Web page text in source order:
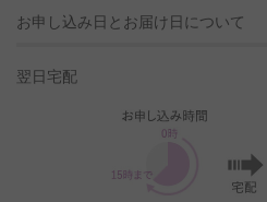
お申し込み日とお届け日について
翌日宅配